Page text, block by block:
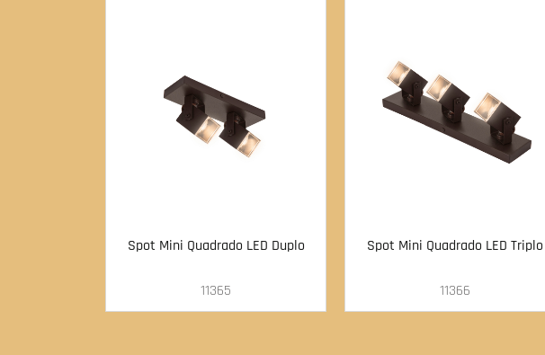
Spot Mini Quadrado LED Duplo
11365
Spot Mini Quadrado LED Triplo
11366